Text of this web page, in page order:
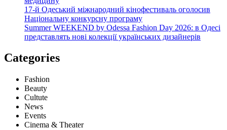
17-й Одеський міжнародний кінофестиваль оголосив
Національну конкурсну програму
Summer WEEKEND by Odessa Fashion Day 2026: в Одесі
представлять нові колекції українських дизайнерів
Categories
Fashion
Beauty
Cultute
News
Events
Cinema & Theater